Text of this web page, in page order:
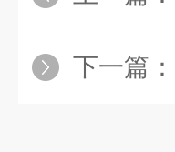
下一篇：